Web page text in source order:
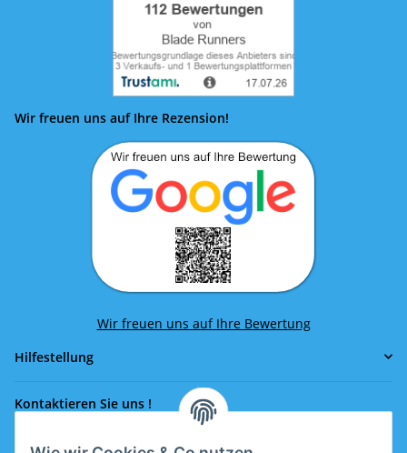
Wir freuen uns auf Ihre Rezension!
Wir freuen uns auf Ihre Bewertung
Hilfestellung
Kontaktieren Sie uns !